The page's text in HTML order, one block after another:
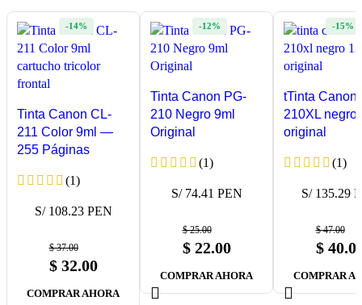
Tinta Canon CL-
211 Color 9ml —
255 Páginas
(1)
$37.00
$32.00
-14%
S/ 108.23 PEN
COMPRAR AHORA
Tinta Canon PG-
210 Negro 9ml
Original
(1)
$25.00
$22.00
-12%
S/ 74.41 PEN
COMPRAR AHORA
tTinta Canon
210XL negro
original
(1)
$47.00
$
-15%
S/ 135.29
COMPRAR